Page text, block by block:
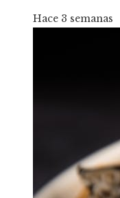
Hace 3 semanas